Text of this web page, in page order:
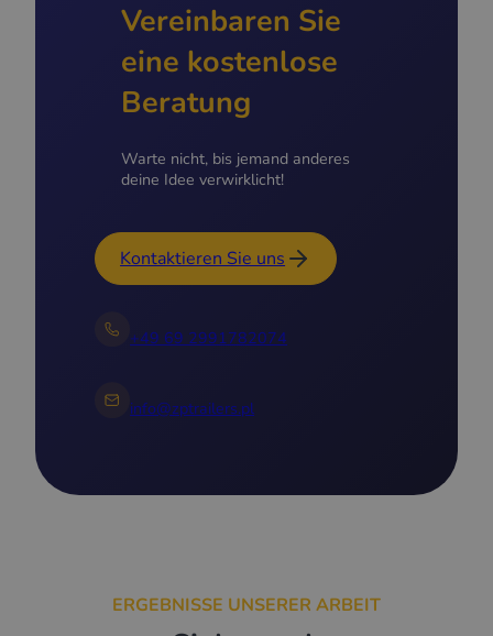
Vereinbaren Sie
eine kostenlose
Beratung
Warte nicht, bis jemand anderes
deine Idee verwirklicht!
Kontaktieren Sie uns
+49 69 2991782074
info@zptrailers.pl
ERGEBNISSE UNSERER ARBEIT